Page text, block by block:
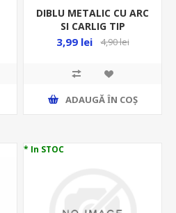
DIBLU METALIC CU ARC
SI CARLIG TIP
C,M4X50MM, PT GIPS
3,99 lei 4,90 lei
ADAUGĂ ȊN COŞ
* In STOC